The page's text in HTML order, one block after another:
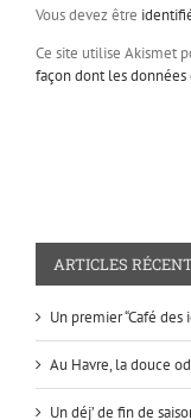
Vous devez être
Ce site utilise Akismet
façon dont les
ARTICLES
Un premier “Café des
Au Havre, la douce
Un déj’ de fin de